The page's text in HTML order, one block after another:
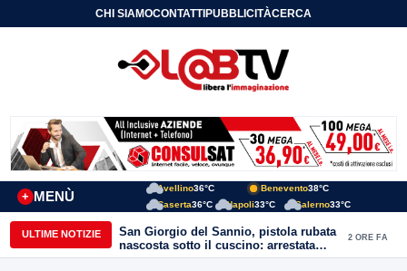
CHI SIAMOCONTATTIPUBBLICITÀCERCA
MENÙ
+
Avellino36°C Benevento38°C
Caserta36°C Napoli33°C Salerno33°C
ULTIME NOTIZIE
San Giorgio del Sannio, pistola rubata
nascosta sotto il cuscino: arrestata
51enne
2 ORE FA